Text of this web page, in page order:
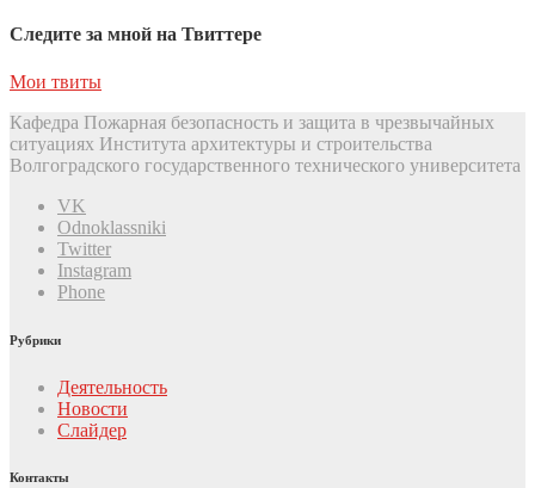
Следите за мной на Твиттере
Мои твиты
Кафедра Пожарная безопасность и защита в чрезвычайных
ситуациях Института архитектуры и строительства
Волгоградского государственного технического университета
VK
Odnoklassniki
Twitter
Instagram
Phone
Рубрики
Деятельность
Новости
Слайдер
Контакты